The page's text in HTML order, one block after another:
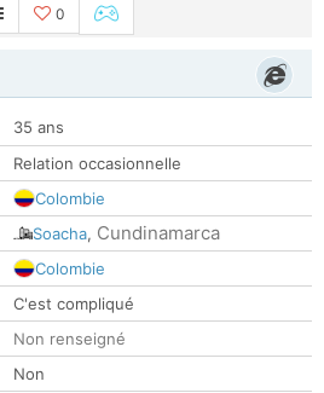
0
35 ans
Relation occasionnelle
Colombie
Soacha, Cundinamarca
Colombie
C'est compliqué
Non renseigné
Non